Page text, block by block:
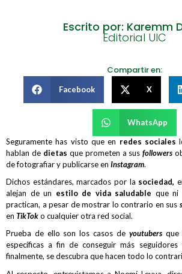
Escrito por: Karemm
Editorial UIC
Compartir en:
Facebook X
WhatsApp
Seguramente has visto que en redes sociales
hablan de dietas que prometen a susfollowers
de fotografiar y publicarse en Instagram.
Dichos estándares, marcados por la sociedad,
alejan de un estilo de vida saludable que
practican, a pesar de mostrar lo contrario en sus
en TikToko cualquier otra red social.
Prueba de ello son los casos de youtubersque
específicas a fin de conseguir más seguidores
finalmente, se descubra que hacen todo lo